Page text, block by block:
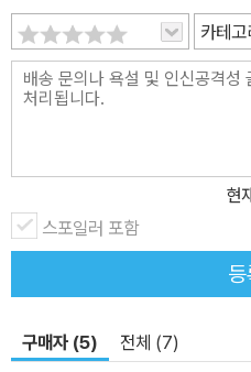
층 더 상세한 해설을 들을 수 있다. ● 5차원 이론을 제창한, 하버드
대학 리사 랜덜 교수 인터뷰 수록
인슈타인의 상대성 이론에서 나
등으로 확대되고 있다. 미국 하버드 대학
이라이트 시리즈》 Newton은 최고 품질의 사진과 그림을 바탕으로
구성한 과학 기사를 매달 독자에
중에서도 독자의 호평을 받은 핵
구과학·천문학 등 모든 과학 분야
카테고
현
스포일러 포함
구매자 (5) 전체 (7)